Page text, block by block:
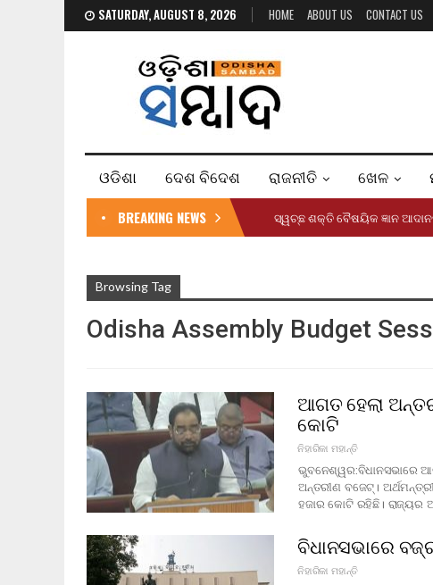
SATURDAY, AUGUST 8, 2026 HOME ABOUT US CONTACT US
ଓଡିଶା ଦେଶ ବିଦେଶ ରାଜନୀତି ଖେଳ
BREAKING NEWS ସ୍ୱଚ୍ଛ ଶକ୍ତି ବୈଷୟିକ ଜ୍ଞାନ
Browsing Tag
Odisha Assembly Budget
ଆଗତ ହେଲା
କୋଟି
ନିହାରିକା ମହାନ୍ତି
ଭୁବନେଶ୍ୱର:ବିଧାନସଭାରେ
ଅନ୍ତରୀଣ ବଜେଟ୍।
ହଜାର କୋଟି ରହିଛି। ରାଜ୍ୟର
ବିଧାନସଭାରେ
ନିହାରିକା ମହାନ୍ତି